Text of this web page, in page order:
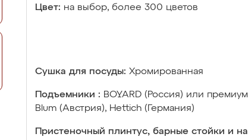
Цвет: на выбор, более 300 цветов
Сушка для посуды: Хромированная
Подъемники : BOYARD (Россия) или
Blum (Австрия), Hettich (Германия)
Пристеночный плинтус, барные стойки и